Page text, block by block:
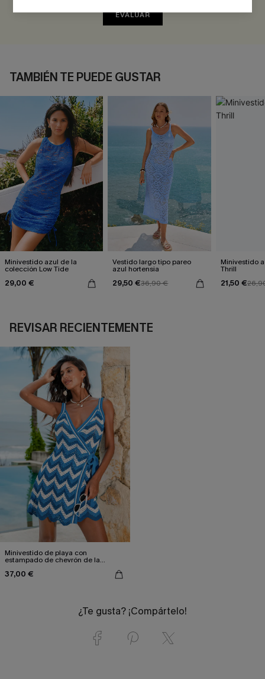
EVALUAR
TAMBIÉN TE PUEDE GUSTAR
Minivestido azul de la
colección Low Tide
29,00 €
Vestido largo tipo pareo
azul hortensia
29,50 €36,90 €
Minivestido
Thrill
21,50 €
REVISAR RECIENTEMENTE
Minivestido de playa con
estampado de chevrón de la
37,00 €
¿Te gusta? ¡Compártelo!